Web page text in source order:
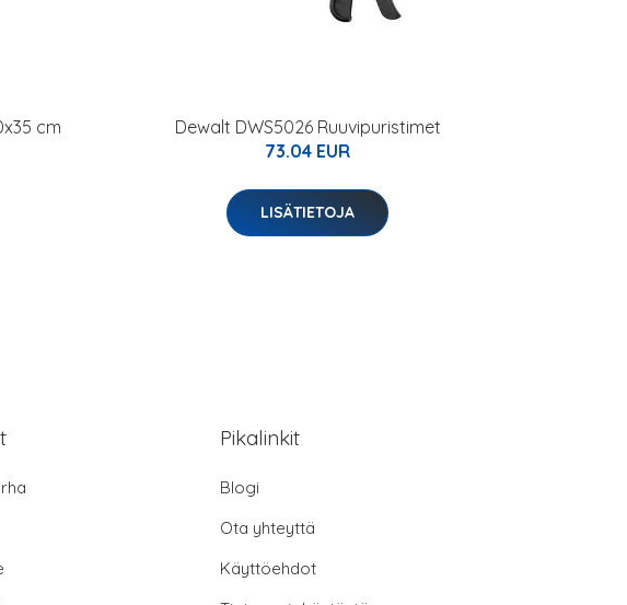
cm
Dewalt DWS5026 Ruuvipuristimet
73.04 EUR
LISÄTIETOJA
Pikalinkit
Blogi
Ota yhteyttä
Käyttöehdot